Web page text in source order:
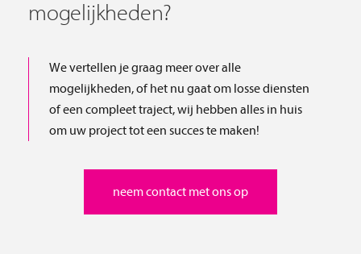
mogelijkheden?
We vertellen je graag meer over alle
mogelijkheden, of het nu gaat om losse diensten
of een compleet traject, wij hebben alles in huis
om uw project tot een succes te maken!
neem contact met ons op